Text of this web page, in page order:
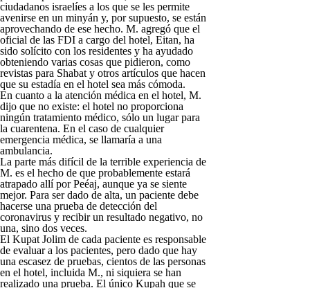
ciudadanos israelíes a los que se les permite
avenirse en un minyán y, por supuesto, se están
aprovechando de ese hecho. M. agregó que el
oficial de las FDI a cargo del hotel, Eitan, ha
sido solícito con los residentes y ha ayudado
obteniendo varias cosas que pidieron, como
revistas para Shabat y otros artículos que hacen
que su estadía en el hotel sea más cómoda.
En cuanto a la atención médica en el hotel, M.
dijo que no existe: el hotel no proporciona
ningún tratamiento médico, sólo un lugar para
la cuarentena. En el caso de cualquier
emergencia médica, se llamaría a una
ambulancia.
La parte más difícil de la terrible experiencia de
M. es el hecho de que probablemente estará
atrapado allí por Peéaj, aunque ya se siente
mejor. Para ser dado de alta, un paciente debe
hacerse una prueba de detección del
coronavirus y recibir un resultado negativo, no
una, sino dos veces.
El Kupat Jolim de cada paciente es responsable
de evaluar a los pacientes, pero dado que hay
una escasez de pruebas, cientos de las personas
en el hotel, incluida M., ni siquiera se han
realizado una prueba. El único Kupah que se